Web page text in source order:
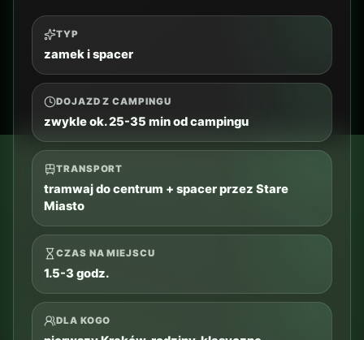
natura i zamki
DOJAZD Z CAMPINGU
orientacyjnie 35-55 min autem
TRANSPORT
najwygodniej auto
CZAS NA MIEJSCU
spokojniejszy dzień, natura, spacer, rodziny
CO ZOBACZYĆ